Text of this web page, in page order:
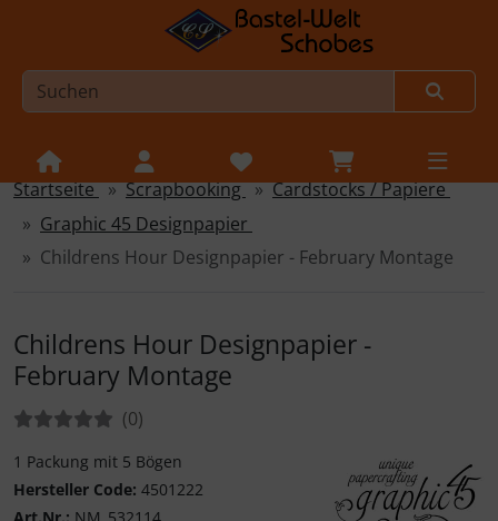
Sprungnavigation
Springe zur Navigation
Springe zum Inhalt
Springe zu den allgemeinen Informationen
Startseite Scrapbooking
Cardstocks / Papiere
Graphic 45 Designpapier
Childrens Hour Designpapier - February Montage
Childrens Hour Designpapier -
February Montage
Bewertungen:(0Bewertungen
)
1 Packung mit 5 Bögen
Hersteller Code: 4501222